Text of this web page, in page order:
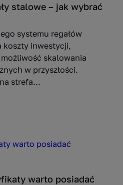
stalowe – jak wybrać
systemu regałów
koszty inwestycji,
skalowania
w przyszłości.
strefa...
warto posiadać